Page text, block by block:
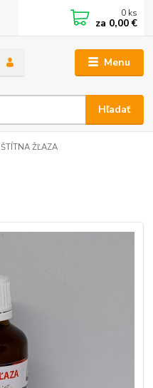
Menu
Hľadať
0 ks
za 0,00 €
ŠTÍTNA ŽĽAZA